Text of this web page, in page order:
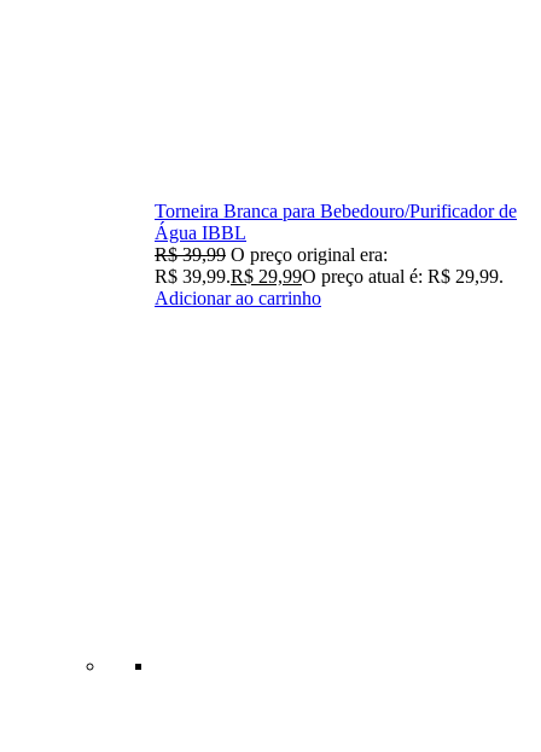
Torneira Branca para Bebedouro/Purificador de
Água IBBL
R$39,99 O preço original era:
R$ 39,99.R$ 29,99O preço atual é: R$ 29,99.
Adicionar ao carrinho